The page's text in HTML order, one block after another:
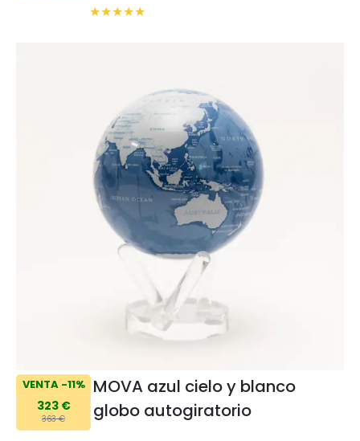
VENTA -11%
323 €
363 €
MOVA azul cielo y blanco
globo autogiratorio